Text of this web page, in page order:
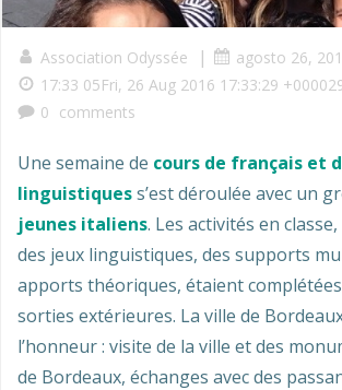
Association Odyssée | agosto 26,
17:33 05Fri, 26 Aug 2016 17:33:29
0 comments
Une semaine de cours de français et
linguistiquess’est déroulée avec un
jeunes italiens. Les activités en
des jeux linguistiques, des supports
apports théoriques, étaient
sorties extérieures. La ville de
l’honneur : visite de la ville et des
de Bordeaux, échanges avec des